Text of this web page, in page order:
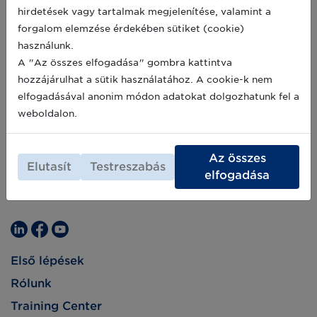
fejleszteni és évről évre felváltva tartják majd
meg a két aláíró egyetemen.
Első lépések
Rólunk
Training Center
hirdetések vagy tartalmak megjelenítése, valamint a
forgalom elemzése érdekében sütiket (cookie)
használunk.
A "Az összes elfogadása" gombra kattintva
hozzájárulhat a sütik használatához. A cookie-k nem
elfogadásával anonim módon adatokat dolgozhatunk fel a
weboldalon.
Elutasít Testreszabás
Az összes
elfogadása